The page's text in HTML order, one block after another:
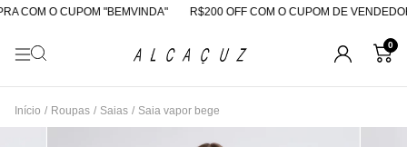
COM O CUPOM "BEMVINDA" R$200 OFF COM O CUPOM DE
0
Início / Roupas / Saias / Saia vapor bege